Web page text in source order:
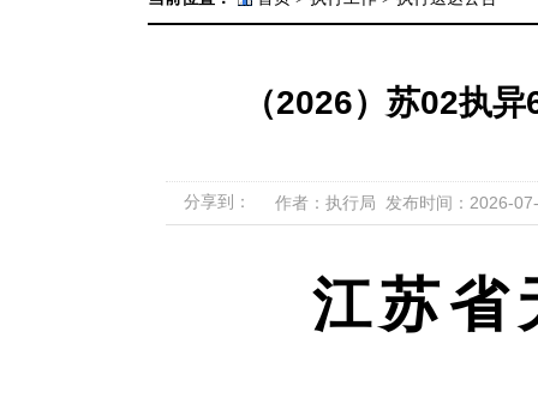
（2026）苏02执
分享到： 作者：执行局 发布时间：2026-
江苏省